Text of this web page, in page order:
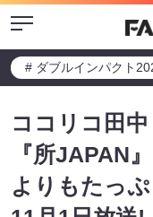
Menu
# ダブルインパクト
ココリコ田
『所JAPAN
よりもたっ